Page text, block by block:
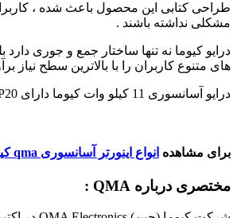
طراحی کتابی این محصول باعث شده ،
مشکلی نداشته باشند .
درایو کیوما نه تنها ساختار جمع و جوری دارد
های متنوع کاربران را با بالاترین سطح نیاز
درایو آسانسوری 11 کیلو وات کیوما دارای IP20 هستند.
برای مشاهده انواع اینورتر آسانسوری qma کیوما
مختصری درباره QMA :